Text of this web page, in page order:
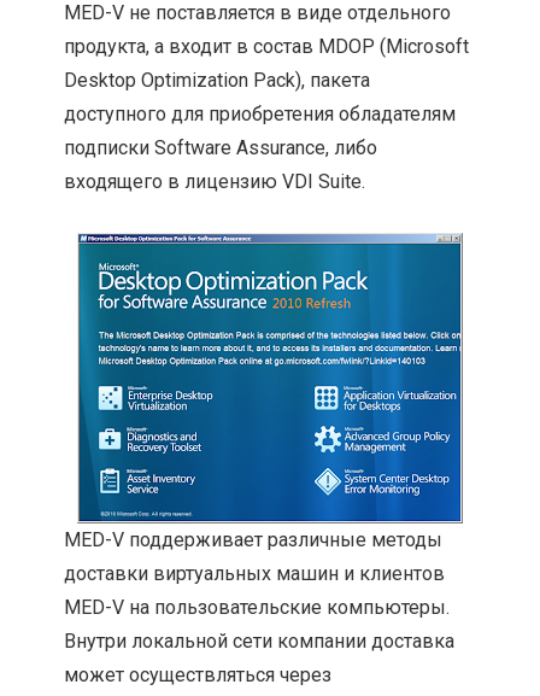
MED-V не поставляется в виде отдельного
продукта, а входит в состав MDOP (Microsoft
Desktop Optimization Pack), пакета
доступного для приобретения обладателям
подписки Software Assurance, либо
входящего в лицензию VDI Suite.
MED-V поддерживает различные методы
доставки виртуальных машин и клиентов
MED-V на пользовательские компьютеры.
Внутри локальной сети компании доставка
может осуществляться через